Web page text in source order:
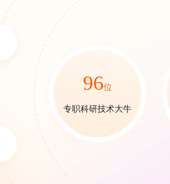
96位
专职科研技术大牛